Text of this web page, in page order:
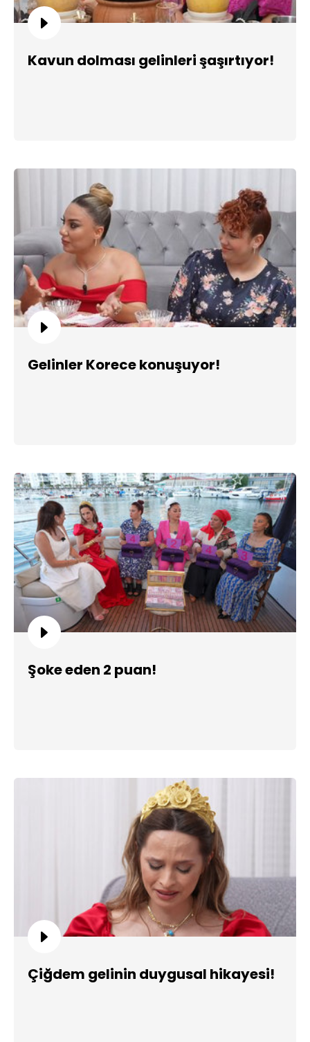
Kavun dolması gelinleri şaşırtıyor!
Gelinler Korece konuşuyor!
Şoke eden 2 puan!
Çiğdem gelinin duygusal hikayesi!